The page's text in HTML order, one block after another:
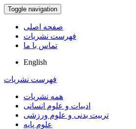
Toggle navigation
صفحه اصلی
فهرست نشریات
تماس با ما
English
فهرست نشریات
همه نشریات
ادبیات و علوم انسانی
تربیت بدنی و علوم ورزشی
علوم پایه